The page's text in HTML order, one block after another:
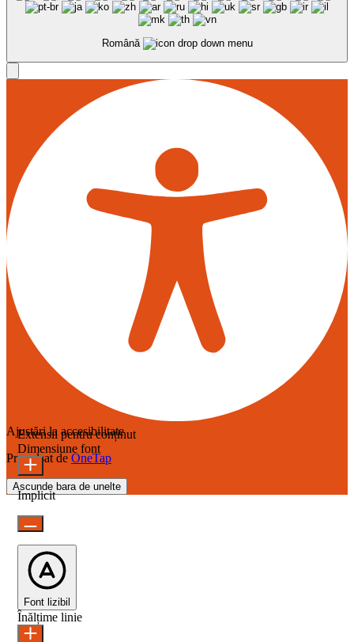
Română
Ajustări la accesibilitate
Propulsat de OneTap
Ascunde bara de unelte
Extensii pentru conținut
Dimensiune font
Implicit
Font lizibil
Înălțime linie